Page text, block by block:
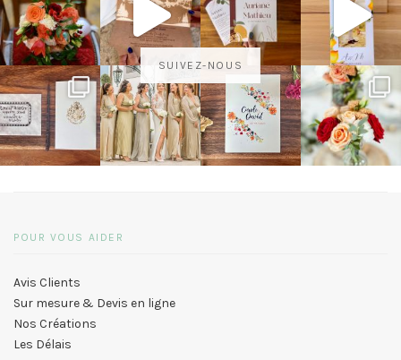
SUIVEZ-NOUS
POUR VOUS AIDER
Avis Clients
Sur mesure & Devis en ligne
Nos Créations
Les Délais